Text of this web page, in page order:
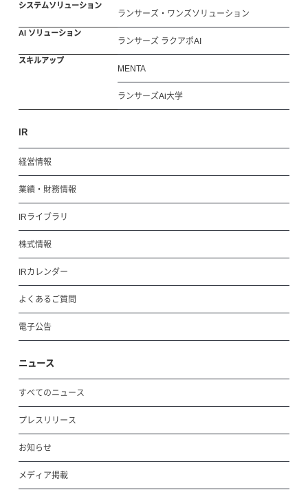
システムソリューション
ランサーズ・ワンズソリューション
AI ソリューション
ランサーズ ラクアポAI
スキルアップ
MENTA
ランサーズAi大学
IR
経営情報
業績・財務情報
IRライブラリ
株式情報
IRカレンダー
よくあるご質問
電子公告
ニュース
すべてのニュース
プレスリリース
お知らせ
メディア掲載